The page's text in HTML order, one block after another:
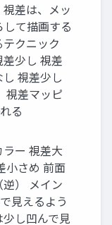
差は、メッ
て描画する
クニック
少し 視差
視差少し
視差マッピ
る
ー 視差大
小さめ 前面
） メイン
見えるよう
し凹んで見